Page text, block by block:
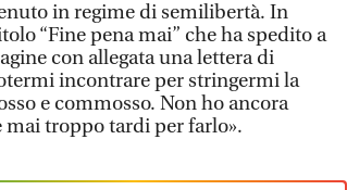
in regime di semilibertà. In
“Fine pena mai” che ha spedito a
con allegata una lettera di
incontrare per stringermi la
e commosso. Non ho ancora
mai troppo tardi per farlo».